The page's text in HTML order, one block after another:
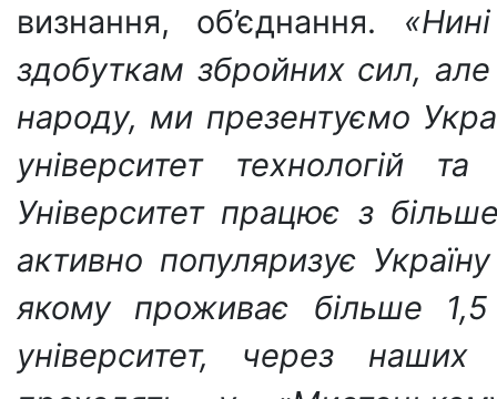
визнання, об’єднання.
здобуткам збройних сил,
народу, ми презентуємо
університет технологій
Університет працює з
активно популяризує
якому проживає більше
університет, через наших